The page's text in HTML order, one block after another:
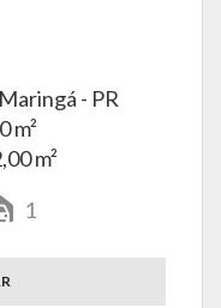
Maringá - PR
m²
m²
1